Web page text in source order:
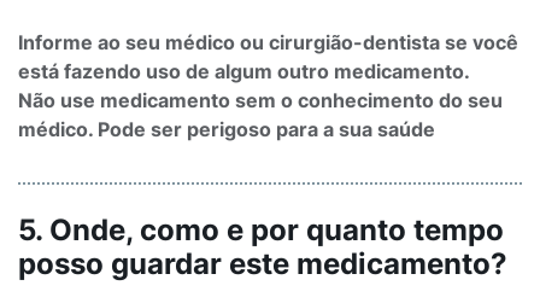
Informe ao seu médico ou cirurgião-dentista se você
está fazendo uso de algum outro medicamento.
Não use medicamento sem o conhecimento do seu
médico. Pode ser perigoso para a sua saúde
5. Onde, como e por quanto tempo
posso guardar este medicamento?